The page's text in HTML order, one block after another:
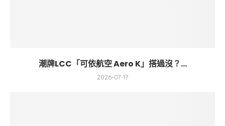
潮牌LCC「可依航空 Aero K」搭過沒？...
2026-07-17